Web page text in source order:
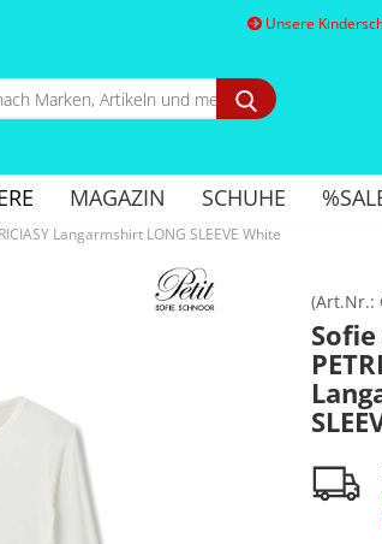
Unsere
Suche
nach
und
mehr...
MAGAZIN SCHUHE
Langarmshirt LONG SLEEVE White
(Art.Nr.: